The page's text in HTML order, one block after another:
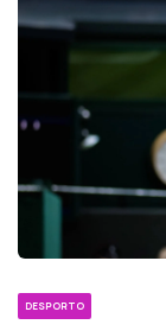
DESPORTO